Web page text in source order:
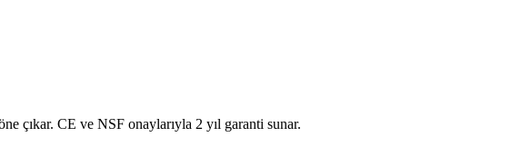
çıkar. CE ve NSF onaylarıyla 2 yıl garanti sunar.